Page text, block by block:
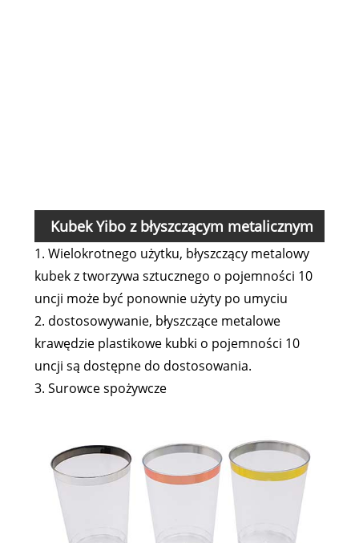
Kubek Yibo z błyszczącym metalicznym
brzegiem z tworzywa sztucznego o
pojemności 10 uncji Cecha i zastosowanie
1. Wielokrotnego użytku, błyszczący metalowy
kubek z tworzywa sztucznego o pojemności 10
uncji może być ponownie użyty po umyciu
2. dostosowywanie, błyszczące metalowe
krawędzie plastikowe kubki o pojemności 10
uncji są dostępne do dostosowania.
3. Surowce spożywcze